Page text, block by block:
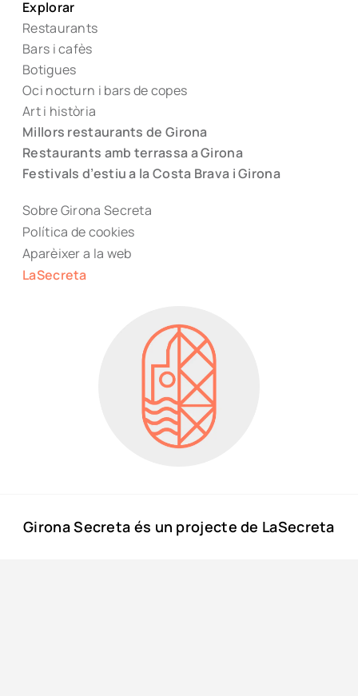
Explorar
Restaurants
Bars i cafès
Botigues
Oci nocturn i bars de copes
Art i història
Millors restaurants de Girona
Restaurants amb terrassa a Girona
Festivals d’estiu a la Costa Brava i Girona
Sobre Girona Secreta
Política de cookies
Aparèixer a la web
LaSecreta
Girona Secreta és un projecte de LaSecreta